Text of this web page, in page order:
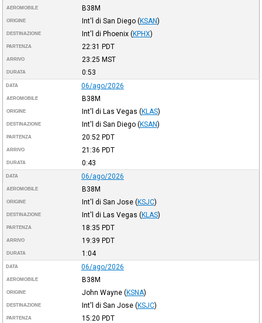
AEROMOBILE B38M
ORIGINE Int'l di San Diego (KSAN)
DESTINAZIONE Int'l di Phoenix (KPHX)
PARTENZA 22:31 PDT
ARRIVO 23:25 MST
DURATA 0:53
DATA 06/ago/2026
AEROMOBILE B38M
ORIGINE Int'l di Las Vegas (KLAS)
DESTINAZIONE Int'l di San Diego (KSAN)
PARTENZA 20:52 PDT
ARRIVO 21:36 PDT
DURATA 0:43
DATA 06/ago/2026
AEROMOBILE B38M
ORIGINE Int'l di San Jose (KSJC)
DESTINAZIONE Int'l di Las Vegas (KLAS)
PARTENZA 18:35 PDT
ARRIVO 19:39 PDT
DURATA 1:04
DATA 06/ago/2026
AEROMOBILE B38M
ORIGINE John Wayne (KSNA)
DESTINAZIONE Int'l di San Jose (KSJC)
PARTENZA 15:20 PDT